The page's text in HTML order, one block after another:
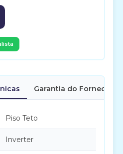
Garantia do Fornecedor
Piso Teto
Inverter